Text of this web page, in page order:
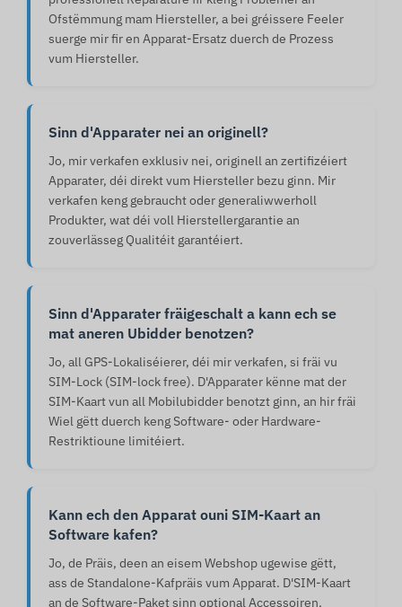
Ofstëmmung mam Hiersteller, a bei gréissere Feeler
suerge mir fir en Apparat-Ersatz duerch de Prozess
vum Hiersteller.
Sinn d'Apparater nei an originell?
Jo, mir verkafen exklusiv nei, originell an zertifizéiert
Apparater, déi direkt vum Hiersteller bezu ginn. Mir
verkafen keng gebraucht oder generaliwwerholl
Produkter, wat déi voll Hierstellergarantie an
zouverlässeg Qualitéit garantéiert.
Sinn d'Apparater fräigeschalt a kann ech se
mat aneren Ubidder benotzen?
Jo, all GPS-Lokaliséierer, déi mir verkafen, si fräi vu
SIM-Lock (SIM-lock free). D'Apparater kënne mat der
SIM-Kaart vun all Mobilubidder benotzt ginn, an hir fräi
Wiel gëtt duerch keng Software- oder Hardware-
Restriktioune limitéiert.
Kann ech den Apparat ouni SIM-Kaart an
Software kafen?
Jo, de Präis, deen an eisem Webshop ugewise gëtt,
ass de Standalone-Kafpräis vum Apparat. D'SIM-Kaart
an de Software-Paket sinn optional Accessoiren,